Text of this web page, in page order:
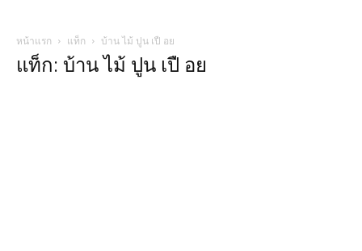
หน้าแรก แท็ก บ้าน ไม้ ปูน เปื อย
แท็ก: บ้าน ไม้ ปูน เปื อย